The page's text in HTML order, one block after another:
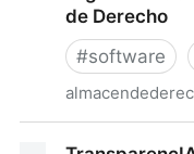
de Derecho
#software